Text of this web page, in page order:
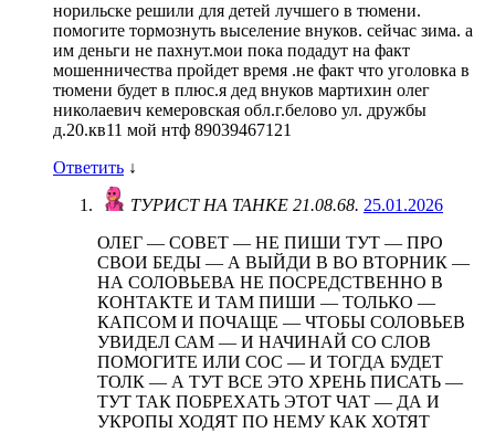
норильске решили для детей лучшего в тюмени.
помогите тормознуть выселение внуков. сейчас зима. а
им деньги не пахнут.мои пока подадут на факт
мошенничества пройдет время .не факт что уголовка в
тюмени будет в плюс.я дед внуков мартихин олег
николаевич кемеровская обл.г.белово ул. дружбы
д.20.кв11 мой нтф 89039467121
Ответить ↓
ТУРИСТ НА ТАНКЕ 21.08.68. 25.01.2026
ОЛЕГ — СОВЕТ — НЕ ПИШИ ТУТ — ПРО
СВОИ БЕДЫ — А ВЫЙДИ В ВО ВТОРНИК —
НА СОЛОВЬЕВА НЕ ПОСРЕДСТВЕННО В
КОНТАКТЕ И ТАМ ПИШИ — ТОЛЬКО —
КАПСОМ И ПОЧАЩЕ — ЧТОБЫ СОЛОВЬЕВ
УВИДЕЛ САМ — И НАЧИНАЙ СО СЛОВ
ПОМОГИТЕ ИЛИ СОС — И ТОГДА БУДЕТ
ТОЛК — А ТУТ ВСЕ ЭТО ХРЕНЬ ПИСАТЬ —
ТУТ ТАК ПОБРЕХАТЬ ЭТОТ ЧАТ — ДА И
УКРОПЫ ХОДЯТ ПО НЕМУ КАК ХОТЯТ